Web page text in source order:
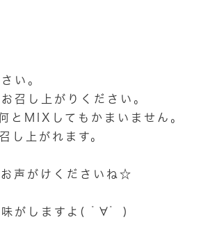
い。
召し上がりください。
とMIXしてもかまいません。
し上がれます。
声がけくださいね☆
味がしますよ( ﾟ∀ﾟ )